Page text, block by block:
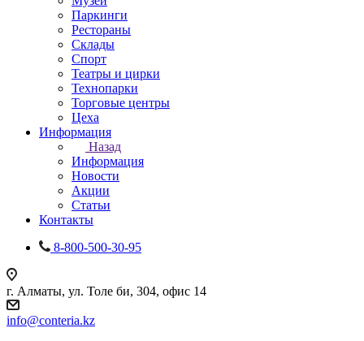
Паркинги
Рестораны
Склады
Спорт
Театры и цирки
Технопарки
Торговые центры
Цеха
Информация
Назад
Информация
Новости
Акции
Статьи
Контакты
8-800-500-30-95
г. Алматы, ул. Толе би, 304, офис 14
info@conteria.kz